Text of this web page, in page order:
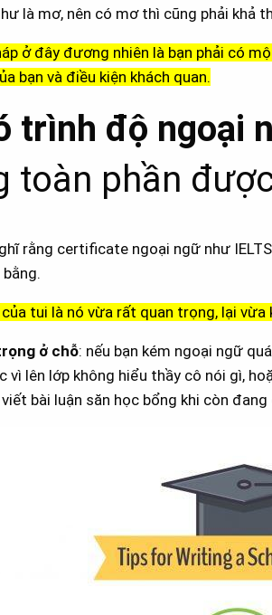
là mơ, nên có mơ thì cũng phải khả
ở đây đương nhiên là bạn phải có
bạn và điều kiện khách quan.
trình độ ngoại
toàn phần
rằng certificate ngoại ngữ như
tui là nó vừa rất quan trọng, lại vừa
ở chỗ: nếu bạn kém ngoại ngữ
vì lên lớp không hiểu thầy cô nói gì,
bài luận săn học bổng khi còn